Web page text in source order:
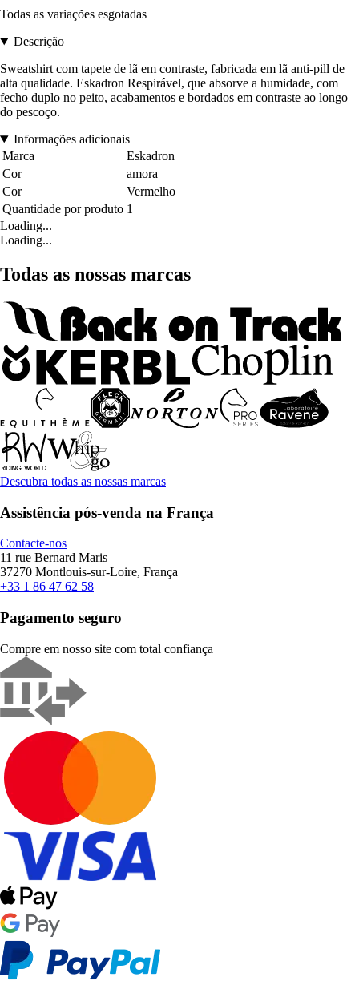
Todas as variações esgotadas
Descrição
Sweatshirt com tapete de lã em contraste, fabricada em lã anti-pill de
alta qualidade. Eskadron Respirável, que absorve a humidade, com
fecho duplo no peito, acabamentos e bordados em contraste ao longo
do pescoço.
Informações adicionais
Marca
Eskadron
Cor
amora
Cor
Vermelho
Quantidade por produto 1
Loading...
Loading...
Todas as nossas marcas
Descubra todas as nossas marcas
Assistência pós-venda na França
Contacte-nos
11 rue Bernard Maris
37270 Montlouis-sur-Loire, França
+33 1 86 47 62 58
Pagamento seguro
Compre em nosso site com total confiança